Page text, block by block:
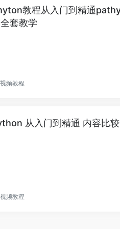
教程从入门到精通
套教学
视频教程
从入门到精通 内容比
视频教程